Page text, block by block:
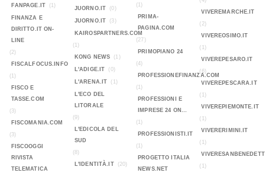
FANPAGE.IT
(1)
FINANZA E
DIRITTO.IT ON-
LINE
(2)
FISCALFOCUS.INFO
(1)
FISCO E
TASSE.COM
(3)
FISCOMANIA.COM
(3)
FISCOOGGI
RIVISTA
TELEMATICA
JUORNO.IT (0)
JUORNO.IT (3)
KAIROSPARTNERS.COM
(1)
KONG NEWS
(1)
L'ADIGE.IT (0)
L'ARENA.IT (1)
L'ECO DEL
LITORALE
(9)
L'EDICOLA DEL
SUD
(8)
L'IDENTITÀ.IT
(20)
(1)
PRIMA-
PAGINA.COM
(27)
PRIMOPIANO 24
(4)
PROFESSIONEFINANZA.COM
(1)
PROFESSIONI E
IMPRESE 24 ON...
(1)
PROFESSIONISTI.IT
(1)
PROGETTO ITALIA
NEWS.NET
VIVEREMARCHE.IT
(2)
VIVEREOSIMO.IT
(1)
VIVEREPESARO.IT
(6)
VIVEREPESCARA.IT
(1)
VIVEREPIEMONTE.IT
(1)
VIVERERIMINI.IT
(1)
(1)